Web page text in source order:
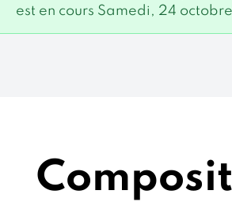
est en cours Samedi, 24